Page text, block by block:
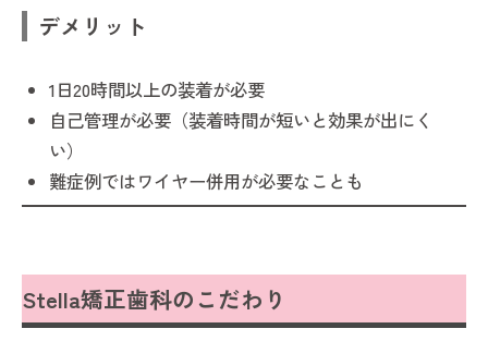
デメリット
1日20時間以上の装着が必要
自己管理が必要（装着時間が短いと効果が出にく
い）
難症例ではワイヤー併用が必要なことも
Stella矯正歯科のこだわり